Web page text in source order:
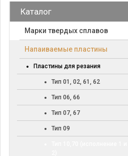
Каталог
Марки твердых сплавов
Напаиваемые пластины
Пластины для резания
Тип 01, 02, 61, 62
Тип 06, 66
Тип 07, 67
Тип 09